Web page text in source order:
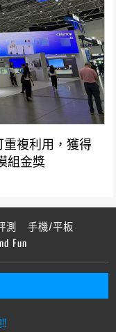
複利用，獲得
組金獎
測
手機/平板
Fun